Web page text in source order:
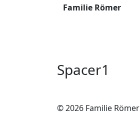
Familie Römer
Spacer1
© 2026 Familie Römer